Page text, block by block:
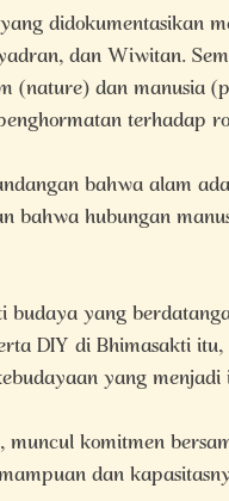
didokumentasikan
dan Wiwitan.
(nature) dan manusia
terhadap
bahwa alam
bahwa hubungan
budaya yang
DIY di Bhimasakti
yang menjadi
komitmen
dan